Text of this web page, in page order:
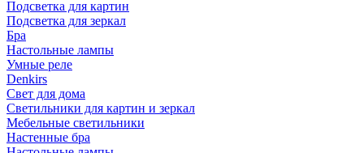
Подсветка для картин
Подсветка для зеркал
Бра
Настольные лампы
Умные реле
Denkirs
Свет для дома
Светильники для картин и зеркал
Мебельные светильники
Настенные бра